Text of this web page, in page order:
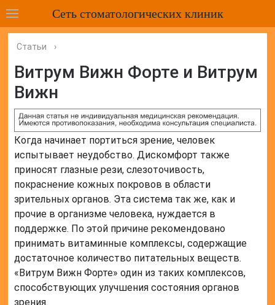
Сеть стоматологических клиник
Статьи ›
Витрум Вижн Форте и Витрум
Вижн
Когда начинает портиться зрение, человек
испытывает неудобство. Дискомфорт также
приносят глазные рези, слезоточивость,
покраснение кожных покровов в области
зрительных органов. Эта система так же, как и
прочие в организме человека, нуждается в
поддержке. По этой причине рекомендовано
принимать витаминные комплексы, содержащие
достаточное количество питательных веществ.
«Витрум Вижн Форте» один из таких комплексов,
способствующих улучшения состояния органов
зрения.